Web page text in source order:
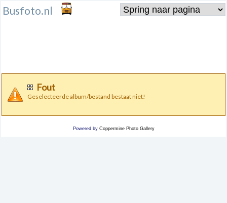
Busfoto.nl
Fout
Geselecteerde album/bestand bestaat niet!
Powered by Coppermine Photo Gallery